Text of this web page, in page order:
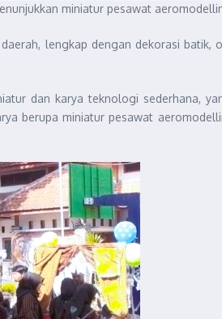
miniatur pesawat
lengkap dengan dekorasi
dan karya teknologi sederhana,
berupa miniatur pesawat